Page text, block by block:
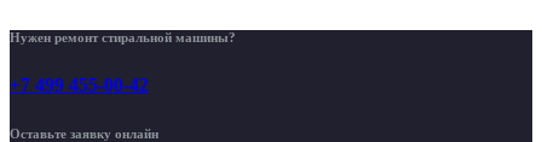
Нужен ремонт стиральной машины?
+7 499 455-00-42
Оставьте заявку онлайн